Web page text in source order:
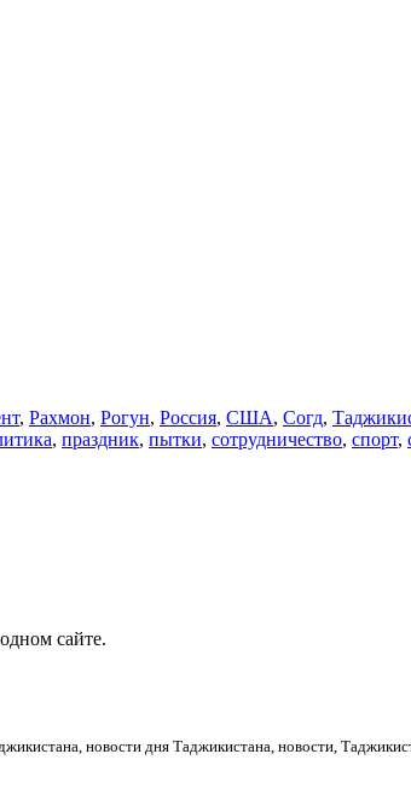
, Рахмон, Рогун, Россия, США, Согд,
, праздник, пытки, сотрудничество, спорт,
сайте.
новости дня Таджикистана, новости,